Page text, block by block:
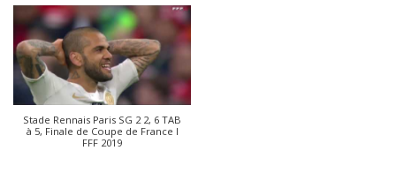
Stade Rennais Paris SG 2 2, 6 TAB
à 5, Finale de Coupe de France I
FFF 2019